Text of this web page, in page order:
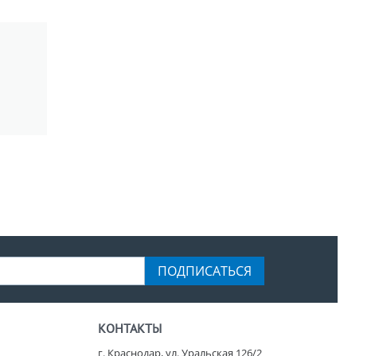
ПОДПИСАТЬСЯ
КОНТАКТЫ
г. Краснодар, ул. Уральская 126/2